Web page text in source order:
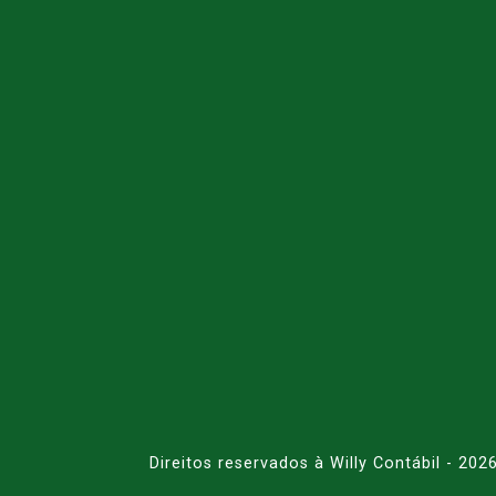
Direitos reservados à Willy Contábil -